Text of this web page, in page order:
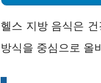
헬스 지방 음식은
방식을 중심으로 올